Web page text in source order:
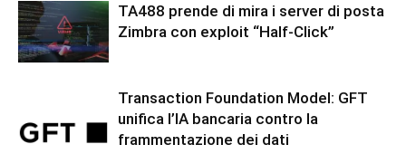
TA488 prende di mira i server di posta
Zimbra con exploit “Half-Click”
Transaction Foundation Model: GFT
unifica l’IA bancaria contro la
frammentazione dei dati